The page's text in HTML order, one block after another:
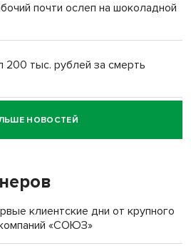
почти ослеп на шоколадной
200 тыс. рублей за смерть
водителя за смерть
НОВОСТЕЙ
клиентские дни от крупного
«СОЮЗ»